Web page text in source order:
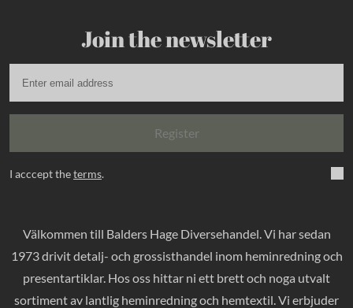
Join the newsletter
Register
I acccept theterms.
Välkommen till Balders Hage Diversehandel. Vi har sedan
1973 drivit detalj- och grossisthandel inom heminredning och
presentartiklar. Hos oss hittar ni ett brett och noga utvalt
sortiment av lantlig heminredning och hemtextil. Vi erbjuder